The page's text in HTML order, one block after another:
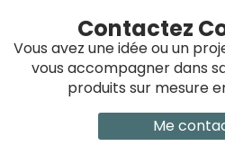
Contactez
Vous avez une idée ou un
vous accompagner dans
produits sur mesure
Me